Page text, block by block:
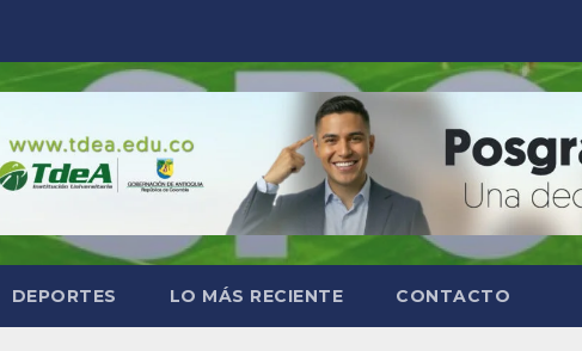
DEPORTES LO MÁS RECIENTE CONTACTO